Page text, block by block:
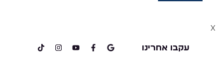
עקבו אחרינו
x